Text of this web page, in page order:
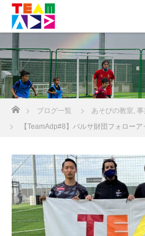
ブログ一覧 あそびの教室,
【TeamAdp#8】バルサ財団フォローア